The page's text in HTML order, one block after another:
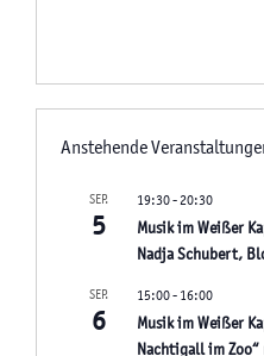
Anstehende
SEP.
5
19:30-20:30
Musik im Weißer
Nadja Schubert,
SEP.
6
15:00- 16:00
Musik im Weißer
Nachtigall im